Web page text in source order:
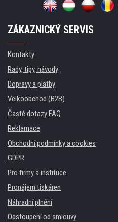
ZÁKAZNICKÝ SERVIS
Kontakty
Rady, tipy, návody
Dopravy a platby
Velkoobchod (B2B)
Časté dotazy FAQ
Reklamace
Obchodní podmínky a cookies
GDPR
Pro firmy a instituce
Pronájem tiskáren
Náhradní plnění
Odstoupení od smlouvy